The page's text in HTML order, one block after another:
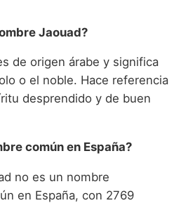
Jaouad?
de origen árabe y significa
o el noble. Hace referencia
desprendido y de buen
común en España?
no es un nombre
en España, con 2769